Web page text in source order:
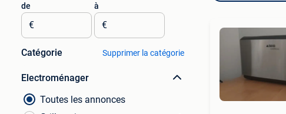
de
€
à
€
Catégorie Supprimer la catégorie
Electroménager
Toutes les annonces